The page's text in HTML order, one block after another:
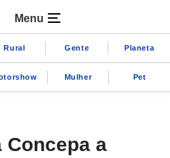
Menu
Rural Gente Planeta
Mulher Pet
Concepa a